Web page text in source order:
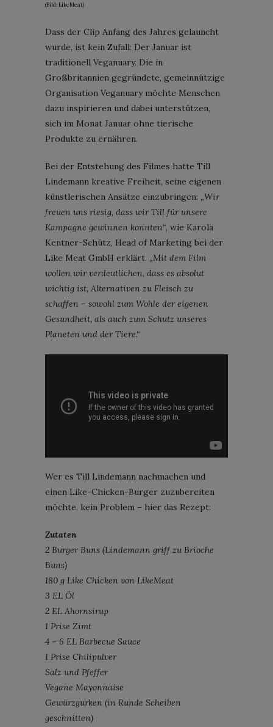
(Bild: LikeMeat)
Dass der Clip Anfang des Jahres gelauncht
wurde, ist kein Zufall: Der Januar ist
traditionell Veganuary. Die in
Großbritannien gegründete, gemeinnützige
Organisation Veganuary möchte Menschen
dazu inspirieren und dabei unterstützen,
sich im Monat Januar ohne tierische
Produkte zu ernähren.
Bei der Entstehung des Filmes hatte Till
Lindemann kreative Freiheit, seine eigenen
künstlerischen Ansätze einzubringen: „Wir
freuen uns riesig, dass wir Till für unsere
Kampagne gewinnen konnten“, wie Karola
Kentner-Schütz, Head of Marketing bei der
Like Meat GmbH erklärt. „Mit dem Film
wollen wir verdeutlichen, dass es absolut
wichtig ist, Alternativen zu Fleisch zu
schaffen – sowohl zum Wohle der eigenen
Gesundheit, als auch zum Schutz unseres
Planeten und der Tiere.“
Wer es Till Lindemann nachmachen und
einen Like-Chicken-Burger zuzubereiten
möchte, kein Problem – hier das Rezept:
Zutaten
2 Burger Buns (Lindemann griff zu Brioche
Buns)
180 g Like Chicken von LikeMeat
3 EL Öl
2 EL Ahornsirup
1 Prise Zimt
4 – 6 EL Barbecue Sauce
1 Prise Chilipulver
Salz und Pfeffer
Vegane Mayonnaise
Gewürzgurken (in Runde Scheiben
geschnitten)